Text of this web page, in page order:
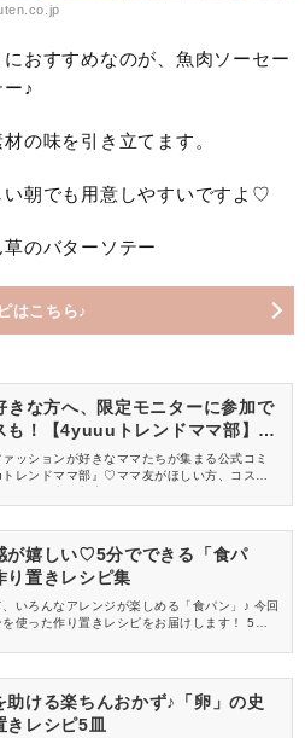
おすすめなのが、魚肉ソーセー
♪
の味を引き立てます。
朝でも用意しやすいですよ♡
のバターソテー
はこちら♪
きな方へ、限定モニターに参加で
も！【4yuuuトレンドママ部】部
ッションが好きなママたちが集まる公式コミ
レンドママ部』♡ママ友がほしい方、コスメサ
集しています！
が嬉しい♡5分でできる「食パ
り置きレシピ集
いろんなアレンジが楽しめる「食パン」♪ 今回
使った作り置きレシピをお届けします！ 5分
助ける楽ちんおかず♪「卵」の史
きレシピ5皿